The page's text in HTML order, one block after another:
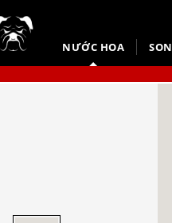
NƯỚC HOA SON